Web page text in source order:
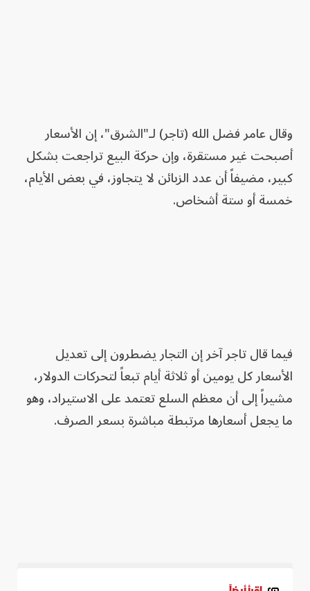
وقال عامر فضل الله (تاجر) لـ"الشرق"، إن الأسعار
أصبحت غير مستقرة، وإن حركة البيع تراجعت بشكل
كبير، مضيفاً أن عدد الزبائن لا يتجاوز، في بعض الأيام،
خمسة أو ستة أشخاص.
فيما قال تاجر آخر إن التجار يضطرون إلى تعديل
الأسعار كل يومين أو ثلاثة أيام تبعاً لتحركات الدولار،
مشيراً إلى أن معظم السلع تعتمد على الاستيراد، وهو
ما يجعل أسعارها مرتبطة مباشرة بسعر الصرف.